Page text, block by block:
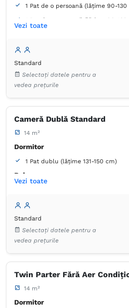
1 Pat de o persoană (lățime 90-
1 Pat de o persoană (lățime 90-
Proprie -
Garderobă Dulap Minibar
TV cu ecran plat
Vezi toate
Standard
Selectați datele pentru a
vedea prețurile
Cameră Dublă Standard
14 m²
Dormitor
1 Pat dublu (lățime 131-150 cm)
Baie
Garderobă
Aer condiţionat
Coș de gunoi
Vezi toate
Standard
Selectați datele pentru a
vedea prețurile
Twin Parter Fără Aer
14 m²
Dormitor